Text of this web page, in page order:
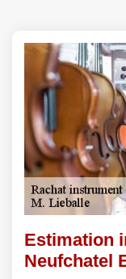
Estimation
Neufchatel